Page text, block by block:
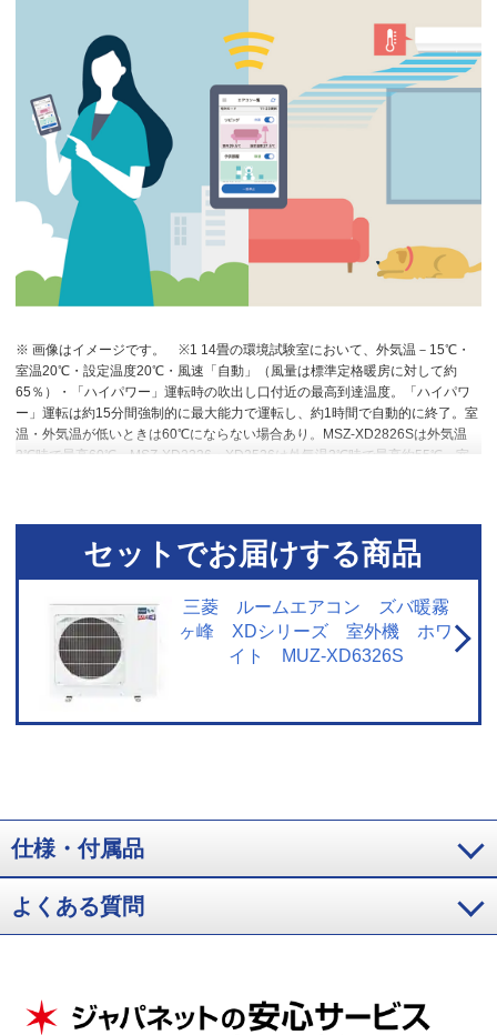
※ 画像はイメージです。
※1 14畳の環境試験室において、外気温－15℃・
室温20℃・設定温度20℃・風速「自動」（風量は標準定格暖房に対して約
65％）・「ハイパワー」運転時の吹出し口付近の最高到達温度。「ハイパワ
ー」運転は約15分間強制的に最大能力で運転し、約1時間で自動的に終了。室
温・外気温が低いときは60℃にならない場合あり。MSZ-XD2826Sは外気温
2℃時で最高60℃、MSZ-XD2226・XD2526は外気温2℃時で最高約55℃。室
の低温暖房能力比較。外気温2℃時。本製品：5.0kＷ。MSZ-R2225：2.8k
※4 「ムーブアイ」は、室内機の直下近傍を見ることができません。人
の動き・状態、室内の形状・広さなどにより正しく検知できないことがあり
ます。
※5 室内機の据付場所やお部屋の環境条件により、正確に室温を測定
できず、「冷房」運転をしないことがあります。
※6 「高温みまもり」は、
高温時の体への影響を防ぐものではありません。
※7 閉鎖された実験設備に
おける試験結果によるもので、実使用空間での効果を示すものではありませ
※8 PM2.5：2.5μｍ以下の微小粒子状物質の総称です。本エアコンで、
ーカー調べ）。換気などによる屋外からの新たな粒子の侵入は想定されてい
してください。
※11 特殊仕様なしと特殊仕様ありのエアコンでそれぞれ10
年使用後の汚れを想定（メーカー調べ）。使用環境・設置状況により効果は
異なります。
※12 特許第4698721号他。
※13 付着してしまったカビ菌に
よる汚れを取り除く機能ではございません。オゾンが発生するため、わずか
にニオイを感じることがあります。エアコン内部を乾燥させるため、最大10
で高所に上がる場合は、安全に十分ご注意ください。写真はメーカー他シリ
ーズのエアコンにおいて、フィルターカセットを取り外した後、お掃除をし
セットでお届けする商品
三菱 ルームエアコン ズバ暖霧
ヶ峰 XDシリーズ 室外機 ホワ
イト MUZ-XD6326S
仕様・付属品
よくある質問